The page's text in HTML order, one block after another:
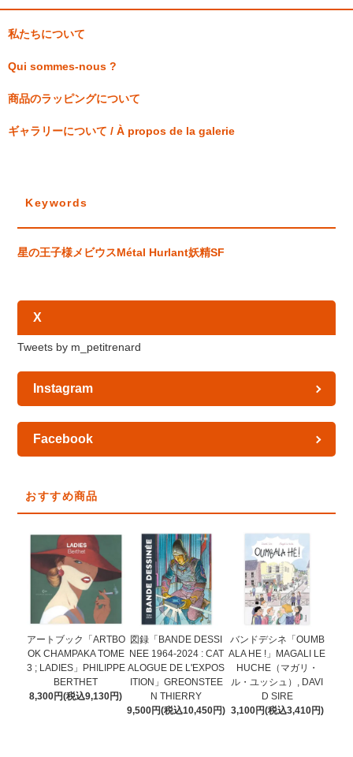
私たちについて
Qui sommes-nous ?
商品のラッピングについて
ギャラリーについて / À propos de la galerie
Keywords
星の王子様メビウスMétal Hurlant妖精SF
X
Tweets by m_petitrenard
Instagram
Facebook
おすすめ商品
アートブック「ARTBO
OK CHAMPAKA TOME
3 ; LADIES」PHILIPPE
BERTHET
8,300円(税込9,130円)
図録「BANDE DESSI
NEE 1964-2024 : CAT
ALOGUE DE L'EXPOS
ITION」GREONSTEE
N THIERRY
9,500円(税込10,450円)
バンドデシネ「OUMB
ALA HE !」MAGALI LE
HUCHE（マガリ・
ル・ユッシュ）, DAVI
D SIRE
3,100円(税込3,410円)